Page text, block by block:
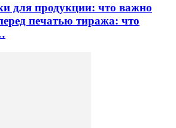
для продукции: что важно
печатью тиража: что